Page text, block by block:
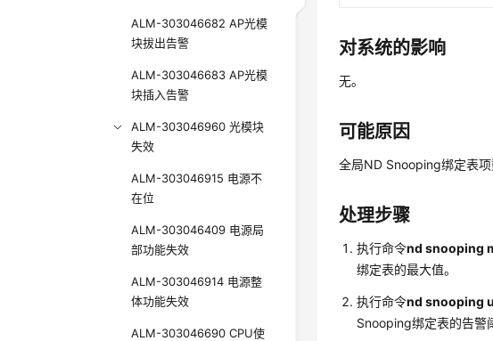
ALM-303046682 AP光模
块拔出告警
ALM-303046683 AP光模
块插入告警
ALM-303046960 光模块
失效
ALM-303046915 电源不
在位
ALM-303046409 电源局
部功能失效
ALM-303046914 电源整
体功能失效
ALM-303046690 CPU使
对系统的影响
无。
可能原因
全局ND Snooping绑定表项
处理步骤
执行命令nd snooping
绑定表的最大值。
执行命令nd snooping
Snooping绑定表的告警